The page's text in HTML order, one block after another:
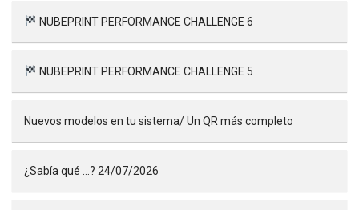
NUBEPRINT PERFORMANCE CHALLENGE 6
NUBEPRINT PERFORMANCE CHALLENGE 5
Nuevos modelos en tu sistema/ Un QR más completo
¿Sabía qué …? 24/07/2026